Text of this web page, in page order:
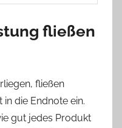
fließen
fließen
in die Endnote ein.
gut jedes Produkt